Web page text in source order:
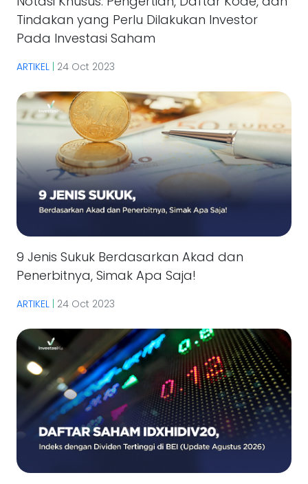
Tindakan yang Perlu Dilakukan Investor
Pada Investasi Saham
ARTIKEL 24 Oct 2023
9 Jenis Sukuk Berdasarkan Akad dan
Penerbitnya, Simak Apa Saja!
ARTIKEL | 24 Oct 2023